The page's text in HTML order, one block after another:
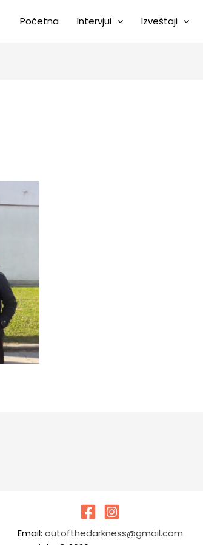
Početna Intervjui Izveštaji
Email: outofthedarkness@gmail.com